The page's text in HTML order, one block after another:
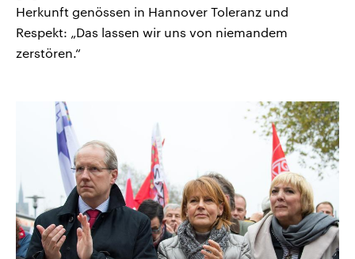
Herkunft genössen in Hannover Toleranz und
Respekt: „Das lassen wir uns von niemandem
zerstören.“